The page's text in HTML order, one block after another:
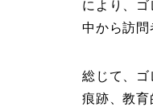
により、
中から訪問
総じて、ゴ
痕跡、教